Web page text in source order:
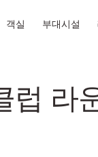
객실 부대시설
럽 라